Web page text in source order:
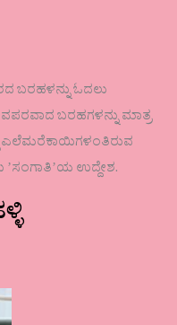
ಬರಹಳನ್ನು ಓದಲು
ಬರಹಗಳನ್ನು ಮಾತ್ರ
ಎಲೆಮರೆಕಾಯಿಗಳಂತಿರುವ
ಉದ್ದೇಶ.